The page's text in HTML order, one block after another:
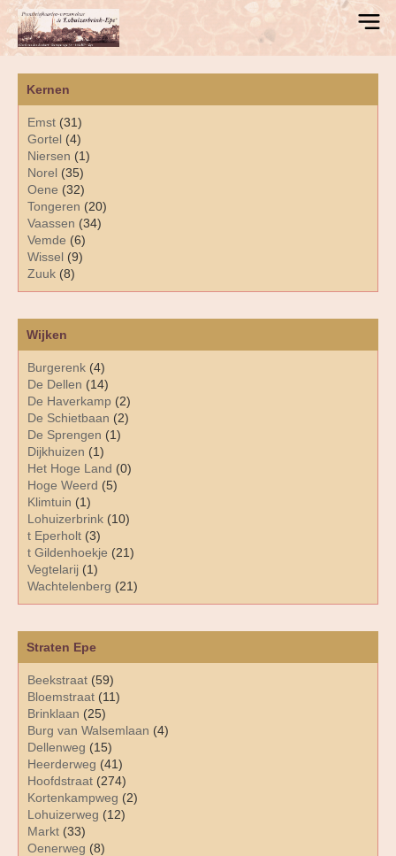
Kernen
Emst (31)
Gortel (4)
Niersen (1)
Norel (35)
Oene (32)
Tongeren (20)
Vaassen (34)
Vemde (6)
Wissel (9)
Zuuk (8)
Straten Epe
Beekstraat (59)
Bloemstraat (11)
Brinklaan (25)
Burg van Walsemlaan (4)
Dellenweg (15)
Heerderweg (41)
Hoofdstraat (274)
Kortenkampweg (2)
Lohuizerweg (12)
Markt (33)
Oenerweg (8)
Wijken
Burgerenk (4)
De Dellen (14)
De Haverkamp (2)
De Schietbaan (2)
De Sprengen (1)
Dijkhuizen (1)
Het Hoge Land (0)
Hoge Weerd (5)
Klimtuin (1)
Lohuizerbrink (10)
t Eperholt (3)
t Gildenhoekje (21)
Vegtelarij (1)
Wachtelenberg (21)